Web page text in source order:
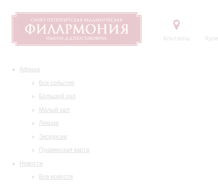
Контакты
Афиша
Все события
Большой зал
Малый зал
Лекции
Экскурсии
Пушкинская карта
Новости
Все новости